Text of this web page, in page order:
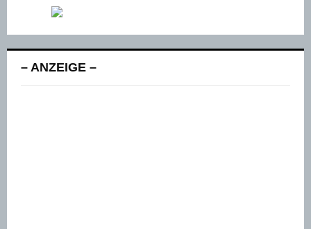
– ANZEIGE –